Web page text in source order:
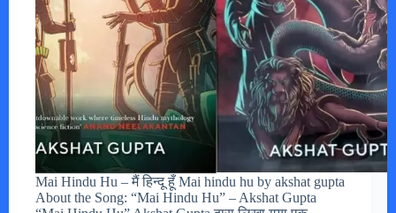
Mai Hindu Hu – मैं हिन्दू हूँ Mai hindu hu by akshat gupta
About the Song: “Mai Hindu Hu” – Akshat Gupta